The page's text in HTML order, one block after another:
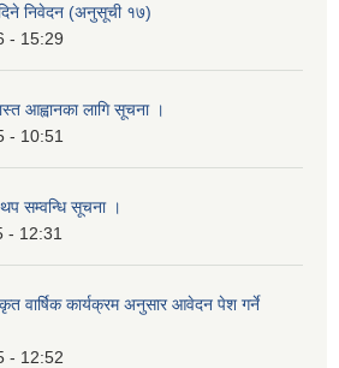
निवेदन (अनुसूची १७)
- 15:29
आह्वानका लागि सूचना ।
- 10:51
सम्वन्धि सूचना ।
- 12:31
वार्षिक कार्यक्रम अनुसार आवेदन पेश गर्ने
- 12:52